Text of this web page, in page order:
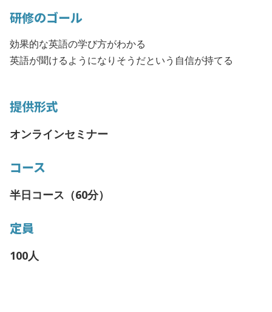
研修のゴール
効果的な英語の学び方がわかる
英語が聞けるようになりそうだという自信が持てる
提供形式
オンラインセミナー
コース
半日コース（60分）
定員
100人